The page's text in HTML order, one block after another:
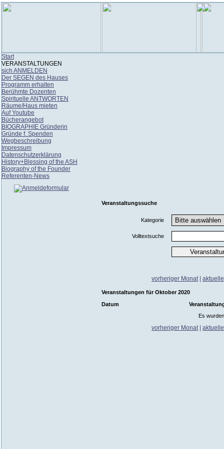
Start
VERANSTALTUNGEN
sich ANMELDEN
Der SEGEN des Hauses
Programm erhalten
Berühmte Dozenten
Spirituelle ANTWORTEN
Räume/Haus mieten
Auf Youtube
Bücherangebot
BIOGRAPHIE Gründerin
Gründe f. Spenden
Wegbeschreibung
Impressum
Datenschutzerklärung
History+Blessing of the ASH
Biography of the Founder
Referenten-News
Veranstaltungssuche
Kategorie
Volltextsuche
vorheriger Monat|
Veranstaltungen für Oktober 2020
Datum
Es
vorheriger Monat|